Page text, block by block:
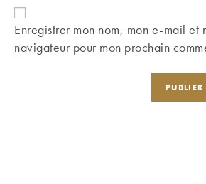
comment
de
votre
(facultatif)
Enregistrer mon nom, mon e-mail et
navigateur pour mon prochain